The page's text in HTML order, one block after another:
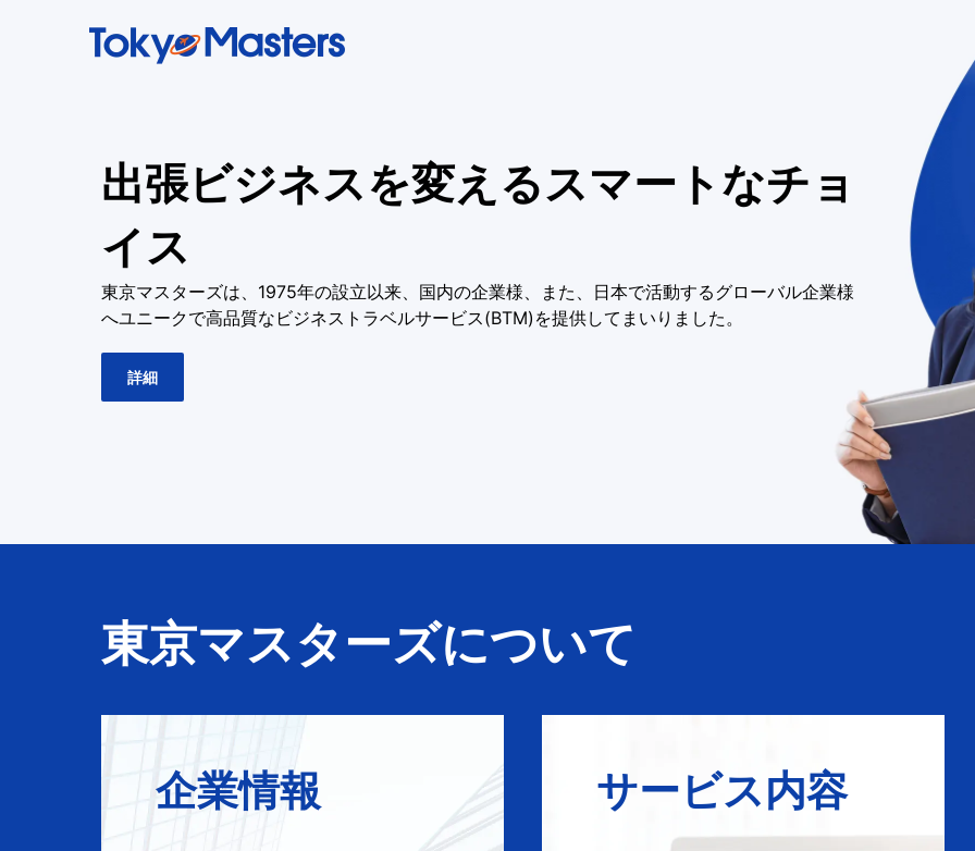
出張ビジネスを変えるスマートなチョ
イス
東京マスターズは、1975年の設立以来、国内の企業様、また、日本で活動するグローバル企業様
へユニークで高品質なビジネストラベルサービス(BTM)を提供してまいりました。
詳細
東京マスターズについて
企業情報 サービス内容